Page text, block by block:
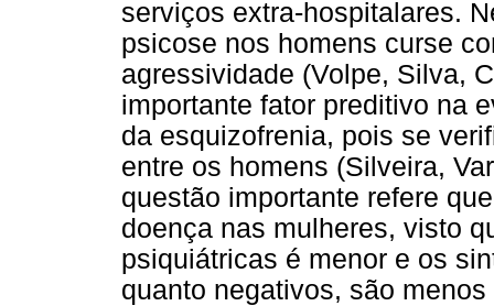
serviços extra-hospitalares.
psicose nos homens curse
agressividade (Volpe, Silva,
importante fator preditivo na
da esquizofrenia, pois se
entre os homens (Silveira,
questão importante refere
doença nas mulheres, visto
psiquiátricas é menor e os
quanto negativos, são